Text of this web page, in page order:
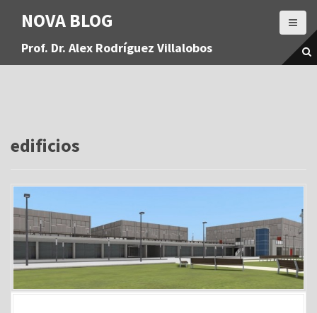
a
NOVA BLOG
Prof. Dr. Alex Rodríguez Villalobos
edificios